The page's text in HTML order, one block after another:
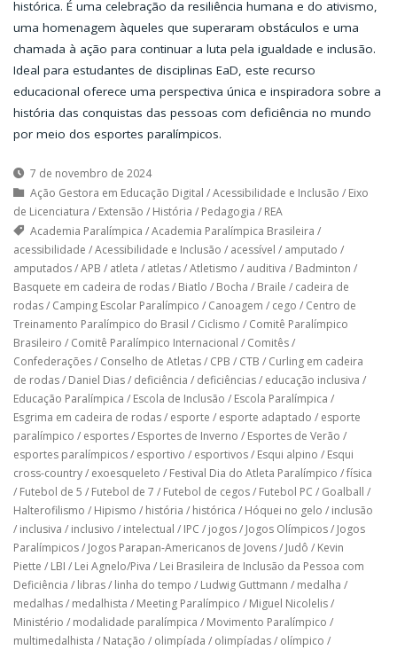
histórica. É uma celebração da resiliência humana e do ativismo,
uma homenagem àqueles que superaram obstáculos e uma
chamada à ação para continuar a luta pela igualdade e inclusão.
Ideal para estudantes de disciplinas EaD, este recurso
educacional oferece uma perspectiva única e inspiradora sobre a
história das conquistas das pessoas com deficiência no mundo
por meio dos esportes paralímpicos.
7 de novembro de 2024
Ação Gestora em Educação Digital /Acessibilidade e Inclusão / Eixo
de Licenciatura / Extensão / História / Pedagogia / REA
Academia Paralímpica /Academia Paralímpica Brasileira /
acessibilidade /Acessibilidade e Inclusão / acessível / amputado /
amputados/APB / atleta / atletas/Atletismo / auditiva / Badminton /
Basquete em cadeira de rodas/ Biatlo / Bocha / Braile / cadeira de
rodas/ Camping Escolar Paralímpico / Canoagem / cego / Centro de
Treinamento Paralímpico do Brasil / Ciclismo / Comitê Paralímpico
Brasileiro / Comitê Paralímpico Internacional / Comitês/
Confederações/ Conselho de Atletas/ CPB / CTB / Curling em cadeira
de rodas/ Daniel Dias/ deficiência / deficiências/ educação inclusiva /
Educação Paralímpica / Escola de Inclusão / Escola Paralímpica /
Esgrima em cadeira de rodas/ esporte / esporte adaptado / esporte
paralímpico / esportes/ Esportes de Inverno / Esportes de Verão /
esportes paralímpicos/ esportivo / esportivos/ Esqui alpino / Esqui
cross-country/ exoesqueleto / Festival Dia do Atleta Paralímpico /física
/ Futebol de 5 / Futebol de 7 / Futebol de cegos/ Futebol PC / Goalball /
Halterofilismo / Hipismo / história / histórica / Hóquei no gelo / inclusão
/ inclusiva / inclusivo / intelectual / IPC / jogos/ Jogos Olímpicos/ Jogos
Paralímpicos/ Jogos Parapan-Americanos de Jovens/ Judô / Kevin
Piette / LBI / Lei Agnelo/Piva / Lei Brasileira de Inclusão da Pessoa com
Deficiência / libras/ linha do tempo / Ludwig Guttmann / medalha /
medalhas/ medalhista / Meeting Paralímpico / Miguel Nicolelis/
Ministério / modalidade paralímpica / Movimento Paralímpico /
multimedalhista / Natação / olimpíada / olimpíadas/ olímpico /